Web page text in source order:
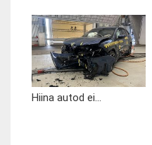
Hiina autod ei...